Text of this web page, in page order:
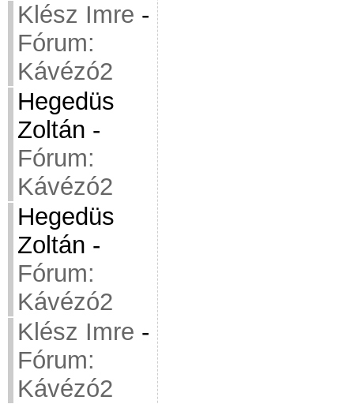
Klész Imre -
Fórum:
Kávézó2
Hegedüs
Zoltán -
Fórum:
Kávézó2
Hegedüs
Zoltán -
Fórum:
Kávézó2
Klész Imre -
Fórum:
Kávézó2